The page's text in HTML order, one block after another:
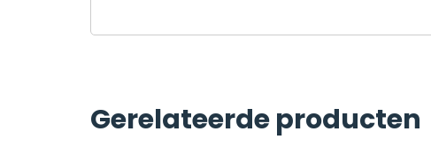
Gerelateerde producten